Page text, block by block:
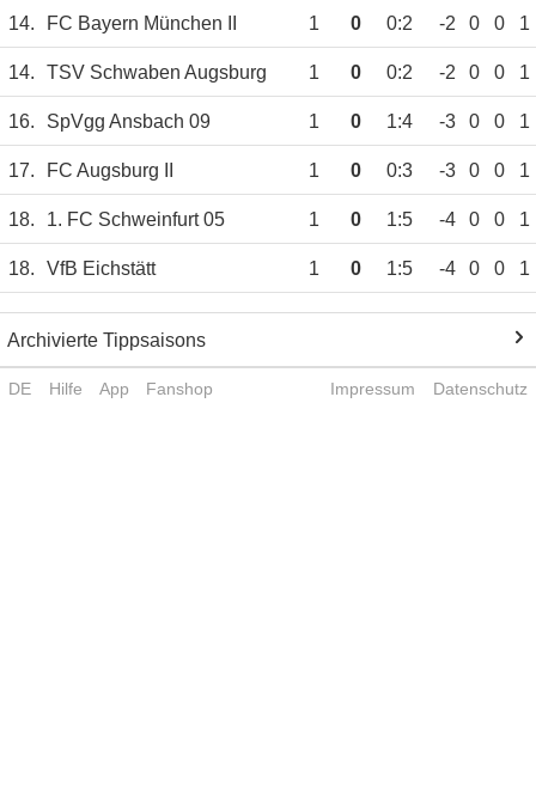
14. FC Bayern München II 1 0 0:2 -2 0 0 1
14. TSV Schwaben Augsburg 1 0 0:2 -2 0 0 1
16. SpVgg Ansbach 09 1 0 1:4 -3 0 0 1
17. FC Augsburg II 1 0 0:3 -3 0 0 1
18. 1. FC Schweinfurt 05 1 0 1:5 -4 0 0 1
18. VfB Eichstätt 1 0 1:5 -4 0 0 1
Archivierte Tippsaisons
DE Hilfe App Fanshop Impressum Datenschutz